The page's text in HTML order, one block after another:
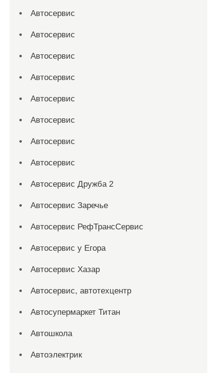
Автосервис
Автосервис
Автосервис
Автосервис
Автосервис
Автосервис
Автосервис
Автосервис
Автосервис Дружба 2
Автосервис Заречье
Автосервис РефТрансСервис
Автосервис у Егора
Автосервис Хазар
Автосервис, автотехцентр
Автосупермаркет Титан
Автошкола
Автоэлектрик